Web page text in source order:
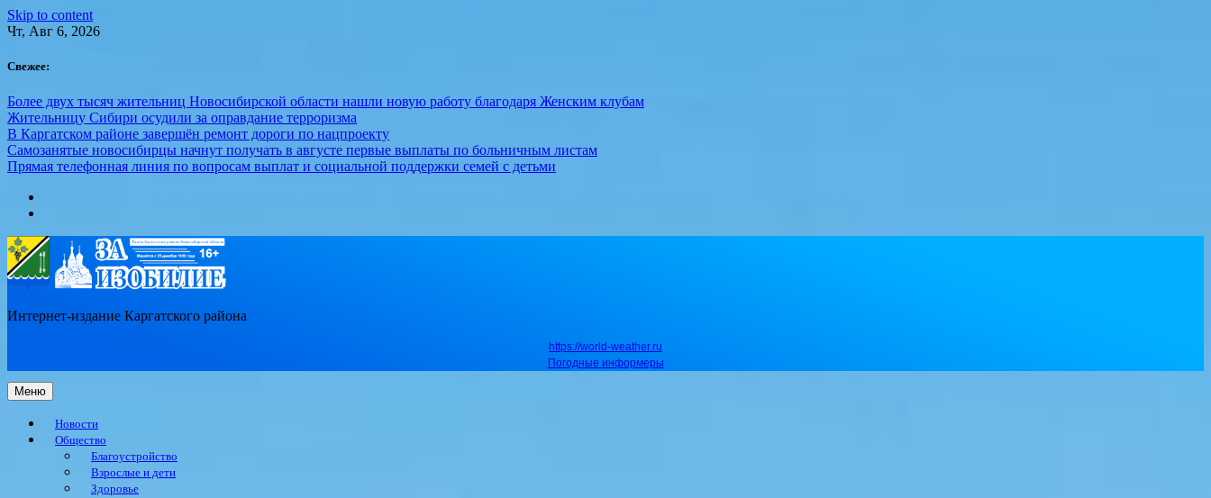
Skip to content
Чт, Авг 6, 2026
Свежее:
Более двух тысяч жительниц Новосибирской области нашли новую работу благодаря Женским клубам
Жительницу Сибири осудили за оправдание терроризма
В Каргатском районе завершён ремонт дороги по нацпроекту
Самозанятые новосибирцы начнут получать в августе первые выплаты по больничным листам
Прямая телефонная линия по вопросам выплат и социальной поддержки семей с детьми
Интернет-издание Каргатского района
https://world-weather.ru
Погодные информеры
Меню
Новости
Общество
Благоустройство
Взрослые и дети
Здоровье